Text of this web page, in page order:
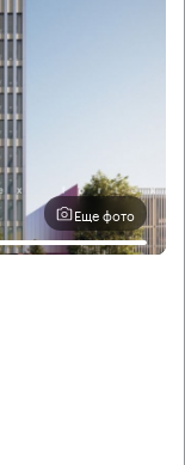
Еще фото